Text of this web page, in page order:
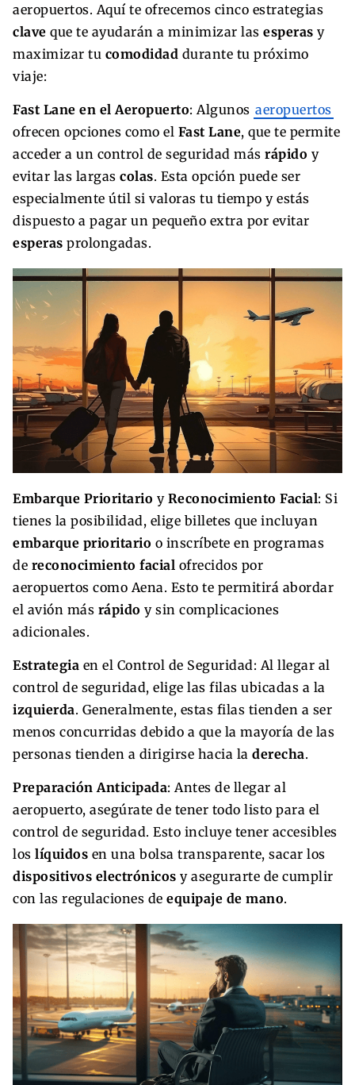
aeropuertos. Aquí te ofrecemos cinco estrategias
clave que te ayudarán a minimizar las esperas y
maximizar tu comodidad durante tu próximo
viaje:
Fast Lane en el Aeropuerto: Algunos aeropuertos
ofrecen opciones como el Fast Lane, que te permite
acceder a un control de seguridad más rápido y
evitar las largas colas. Esta opción puede ser
especialmente útil si valoras tu tiempo y estás
dispuesto a pagar un pequeño extra por evitar
esperas prolongadas.
Embarque Prioritario y Reconocimiento Facial: Si
tienes la posibilidad, elige billetes que incluyan
embarque prioritario o inscríbete en programas
de reconocimiento facial ofrecidos por
aeropuertos como Aena. Esto te permitirá abordar
el avión más rápido y sin complicaciones
adicionales.
Estrategia en el Control de Seguridad: Al llegar al
control de seguridad, elige las filas ubicadas a la
izquierda. Generalmente, estas filas tienden a ser
menos concurridas debido a que la mayoría de las
personas tienden a dirigirse hacia la derecha.
Preparación Anticipada: Antes de llegar al
aeropuerto, asegúrate de tener todo listo para el
control de seguridad. Esto incluye tener accesibles
los líquidos en una bolsa transparente, sacar los
dispositivos electrónicos y asegurarte de cumplir
con las regulaciones de equipaje de mano.